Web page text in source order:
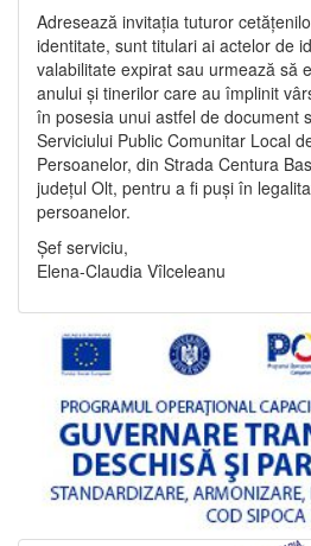
Adresează invitația tuturor
identitate, sunt titulari ai actelor de
valabilitate expirat sau urmează să
anului și tinerilor care au împlinit
în posesia unui astfel de document
Serviciului Public Comunitar Local
Persoanelor, din Strada Centura
județul Olt, pentru a fi puși în
persoanelor.
Șef serviciu,
Elena-Claudia Vîlceleanu